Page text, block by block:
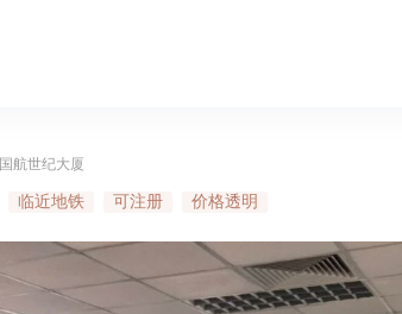
国航世纪大厦
临近地铁 可注册 价格透明